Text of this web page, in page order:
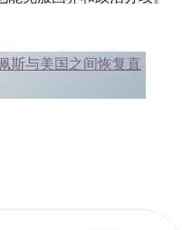
斯与美国之间恢复直